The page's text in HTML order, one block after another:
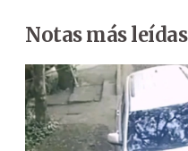
Notas más leídas